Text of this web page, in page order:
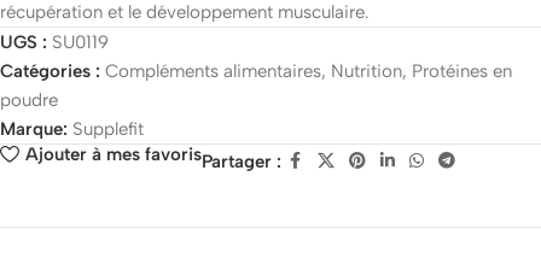
récupération et le développement musculaire.
UGS : SU0119
Catégories : Compléments alimentaires, Nutrition, Protéines en
poudre
Marque: Supplefit
Ajouter à mes favorisPartager :